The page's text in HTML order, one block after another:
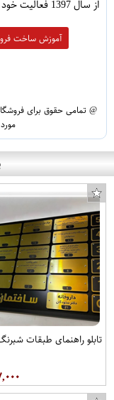
از سال 1397 فعالیت خود را آغاز نموده است.
آموزش ساخت
@ تمامی حقوق برای
تابلو راهنمای طبقات